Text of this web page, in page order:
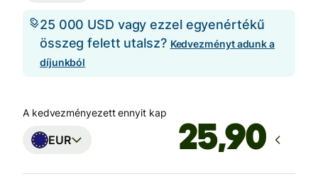
25 000 USD vagy ezzel egyenértékű
összeg felett utalsz? Kedvezményt adunk a
díjunkból
A kedvezményezett ennyit kap
EUR